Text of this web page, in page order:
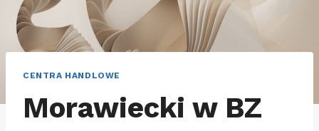
CENTRA HANDLOWE
Morawiecki w BZ